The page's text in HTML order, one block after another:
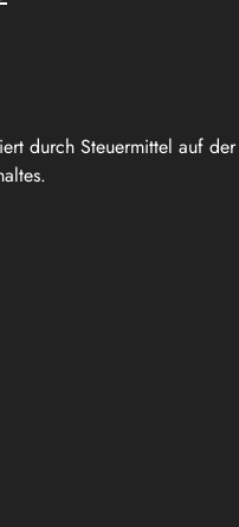
durch Steuermittel auf